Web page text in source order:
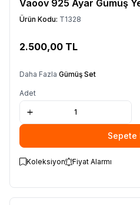
Vaoov 925 Ayar Gümüş
Ürün Kodu: T1328
2.500,00 TL
Daha Fazla Gümüş Set
Adet
Sepete
Koleksiyon Fiyat Alarmı